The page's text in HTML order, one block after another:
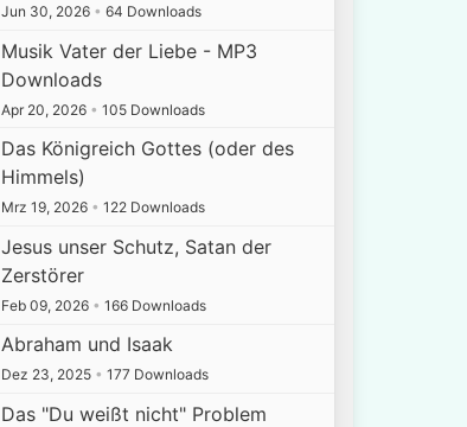
Jun 30, 2026 • 64 Downloads
Musik Vater der Liebe - MP3
Downloads
Apr 20, 2026 • 105 Downloads
Das Königreich Gottes (oder des
Himmels)
Mrz 19, 2026 • 122 Downloads
Jesus unser Schutz, Satan der
Zerstörer
Feb 09, 2026 • 166 Downloads
Abraham und Isaak
Dez 23, 2025 • 177 Downloads
Das "Du weißt nicht" Problem